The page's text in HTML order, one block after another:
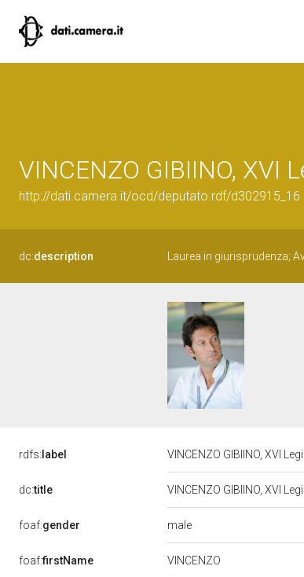
VINCENZO GIBIINO, XVI
http://dati.camera.it/ocd/deputato.rdf/d302915_16
dc:description Laurea in giurisprudenza;
rdfs: label VINCENZO GIBIINO, XVI
dc:title VINCENZO GIBIINO, XVI
foaf:gender male
foaf:firstName VINCENZO